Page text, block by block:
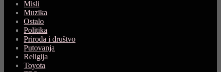
Misli
Muzika
Ostalo
Politika
Priroda i društvo
Putovanja
Religija
Toyota